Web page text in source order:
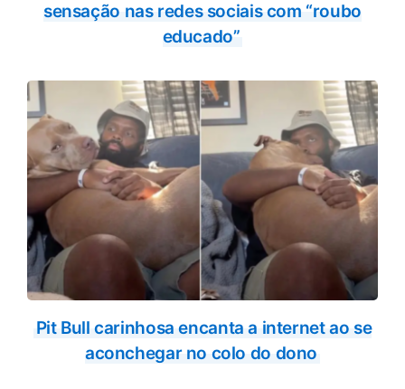
sensação nas redes sociais com “roubo
educado”
Pit Bull carinhosa encanta a internet ao se
aconchegar no colo do dono